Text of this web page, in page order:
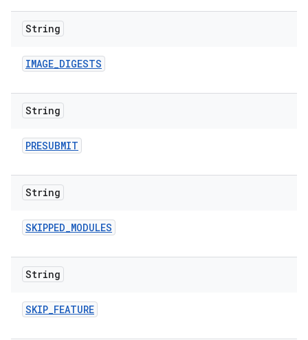
String
IMAGE_DIGESTS
String
PRESUBMIT
String
SKIPPED_MODULES
String
SKIP_FEATURE